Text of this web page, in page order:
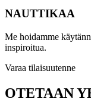
NAUTTIKAA
Me hoidamme
inspiroitua.
Varaa tilaisuutenne
OTETAAN